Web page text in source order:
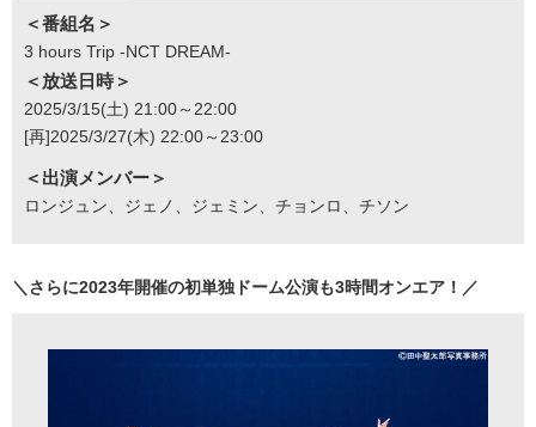
＜番組名＞
3 hours Trip -NCT DREAM-
＜放送日時＞
2025/3/15(土) 21:00～22:00
[再]2025/3/27(木) 22:00～23:00
＜出演メンバー＞
ロンジュン、ジェノ、ジェミン、チョンロ、チソン
＼さらに2023年開催の初単独ドーム公演も3時間オンエア！／